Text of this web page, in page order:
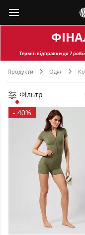
Термін відправкидо 7
Продукти Одяг
Фільтр
- 40%